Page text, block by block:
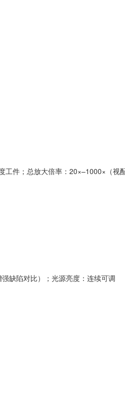
件；总放大倍率：20×–1000×（视
缺陷对比）；光源亮度：连续可调